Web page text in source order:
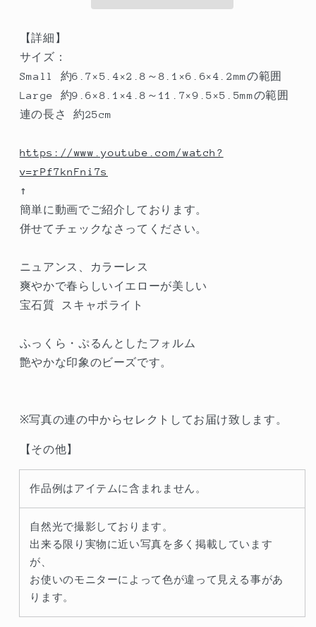
ポ
ラ
イ
ト
ス
ー
ス
ー
バ
イ
ト
イ
ロ
ー
イ
ト
ス
ー
ー
バ
ル
イ
ト
イ
ロ
ー
【詳細】
サイズ：
Small 約6.7×5.4×2.8～8.1×6.6×4.2mmの範囲
Large 約9.6×8.1×4.8～11.7×9.5×5.5mmの範囲
連の長さ 約25cm
https://www.youtube.com/watch?
v=rPf7knFni7s
↑
簡単に動画でご紹介しております。
併せてチェックなさってください。
ニュアンス、カラーレス
爽やかで春らしいイエローが美しい
宝石質 スキャポライト
ふっくら・ぷるんとしたフォルム
艶やかな印象のビーズです。
※写真の連の中からセレクトしてお届け致します。
【その他】
作品例はアイテムに含まれません。
自然光で撮影しております。
出来る限り実物に近い写真を多く掲載しています
が、
お使いのモニターによって色が違って見える事があ
ります。